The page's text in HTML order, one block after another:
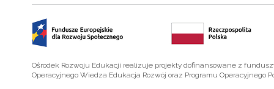
Ośrodek Rozwoju Edukacji realizuje projekty dofinansowane z
Operacyjnego Wiedza Edukacja Rozwój oraz Programu Operacyjnego